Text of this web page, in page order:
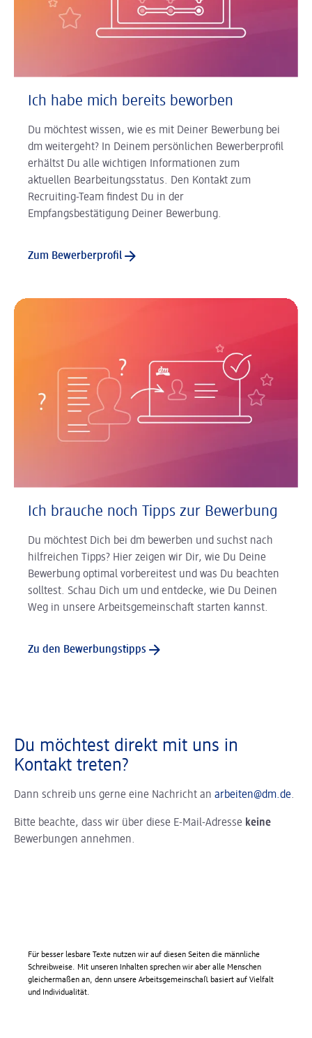
Ich habe mich bereits beworben
Du möchtest wissen, wie es mit Deiner Bewerbung bei
dm weitergeht? In Deinem persönlichen Bewerberprofil
erhältst Du alle wichtigen Informationen zum
aktuellen Bearbeitungsstatus. Den Kontakt zum
Recruiting-Team findest Du in der
Empfangsbestätigung Deiner Bewerbung.
Zum Bewerberprofil
Ich brauche noch Tipps zur Bewerbung
Du möchtest Dich bei dm bewerben und suchst nach
hilfreichen Tipps? Hier zeigen wir Dir, wie Du Deine
Bewerbung optimal vorbereitest und was Du beachten
solltest. Schau Dich um und entdecke, wie Du Deinen
Weg in unsere Arbeitsgemeinschaft starten kannst.
Zu den Bewerbungstipps
Du möchtest direkt mit uns in
Kontakt treten?
Dann schreib uns gerne eine Nachricht an arbeiten@dm.de.
Bitte beachte, dass wir über diese E-Mail-Adresse keine
Bewerbungen annehmen.
Für besser lesbare Texte nutzen wir auf diesen Seiten die männliche
Schreibweise. Mit unseren Inhalten sprechen wir aber alle Menschen
gleichermaßen an, denn unsere Arbeitsgemeinschaft basiert auf Vielfalt
und Individualität.